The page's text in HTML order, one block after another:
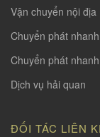
Vận chuyển nội địa
Chuyển phát
Chuyển phát
Dịch vụ hải quan
ĐỐI TÁC LIÊN